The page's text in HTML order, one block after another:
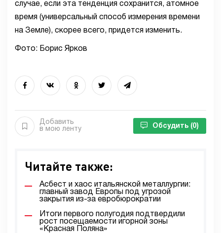
случае, если эта тенденция сохранится, атомное
время (универсальный способ измерения времени
на Земле), скорее всего, придется изменить.
Фото: Борис Ярков
Добавить
в мою ленту
Обсудить (0)
Читайте также:
Асбест и хаос итальянской металлургии:
главный завод Европы под угрозой
закрытия из-за евробюрократии
Итоги первого полугодия подтвердили
рост посещаемости игорной зоны
«Красная Поляна»